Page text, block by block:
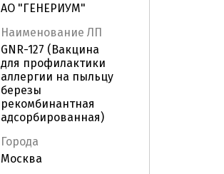
АО "ГЕНЕРИУМ"
Наименование ЛП
GNR-127 (Вакцина
для профилактики
аллергии на пыльцу
березы
рекомбинантная
адсорбированная)
Города
Москва